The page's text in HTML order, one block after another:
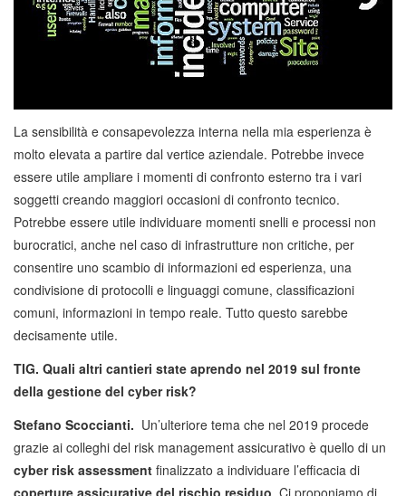
La sensibilità e consapevolezza interna nella mia esperienza è
molto elevata a partire dal vertice aziendale. Potrebbe invece
essere utile ampliare i momenti di confronto esterno tra i vari
soggetti creando maggiori occasioni di confronto tecnico.
Potrebbe essere utile individuare momenti snelli e processi non
burocratici, anche nel caso di infrastrutture non critiche, per
consentire uno scambio di informazioni ed esperienza, una
condivisione di protocolli e linguaggi comune, classificazioni
comuni, informazioni in tempo reale. Tutto questo sarebbe
decisamente utile.
TIG. Quali altri cantieri state aprendo nel 2019 sul fronte
della gestione del cyber risk?
Stefano Scoccianti. Un’ulteriore tema che nel 2019 procede
grazie ai colleghi del risk management assicurativo è quello di un
cyber risk assessment finalizzato a individuare l’efficacia di